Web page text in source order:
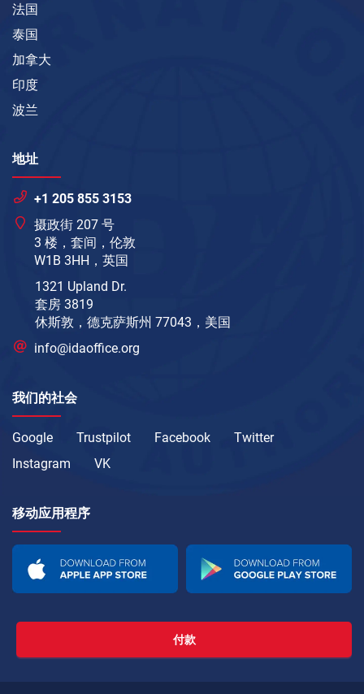
法国
泰国
加拿大
印度
波兰
地址
+1 205 855 3153
摄政街 207 号
3 楼，套间，伦敦
W1B 3HH，英国
1321 Upland Dr.
套房 3819
休斯敦，德克萨斯州 77043，美国
info@idaoffice.org
我们的社会
Google Trustpilot Facebook
Twitter
Instagram
VK
移动应用程序
付款